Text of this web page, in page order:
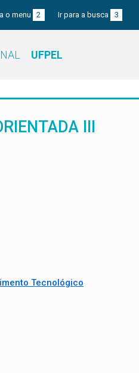
o menu 2 Ir para a busca 3
UFPEL
III
Tecnológico